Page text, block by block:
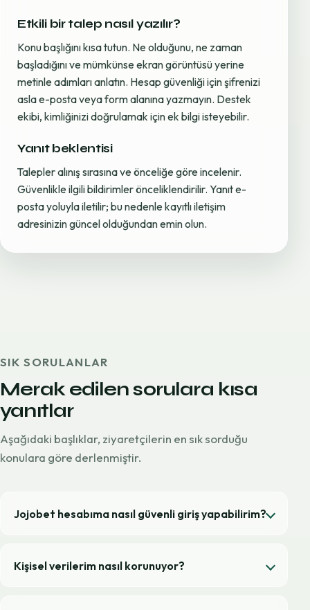
Etkili bir talep nasıl yazılır?
Konu başlığını kısa tutun. Ne olduğunu, ne zaman
başladığını ve mümkünse ekran görüntüsü yerine
metinle adımları anlatın. Hesap güvenliği için şifrenizi
asla e-posta veya form alanına yazmayın. Destek
ekibi, kimliğinizi doğrulamak için ek bilgi isteyebilir.
Yanıt beklentisi
Talepler alınış sırasına ve önceliğe göre incelenir.
Güvenlikle ilgili bildirimler önceliklendirilir. Yanıt e-
posta yoluyla iletilir; bu nedenle kayıtlı iletişim
adresinizin güncel olduğundan emin olun.
SIK SORULANLAR
Merak edilen sorulara kısa
yanıtlar
Aşağıdaki başlıklar, ziyaretçilerin en sık sorduğu
konulara göre derlenmiştir.
Jojobet hesabıma nasıl güvenli giriş yapabilirim?
Kişisel verilerim nasıl korunuyor?